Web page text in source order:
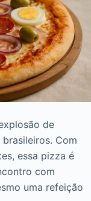
de
Com
essa pizza é
com
uma refeição